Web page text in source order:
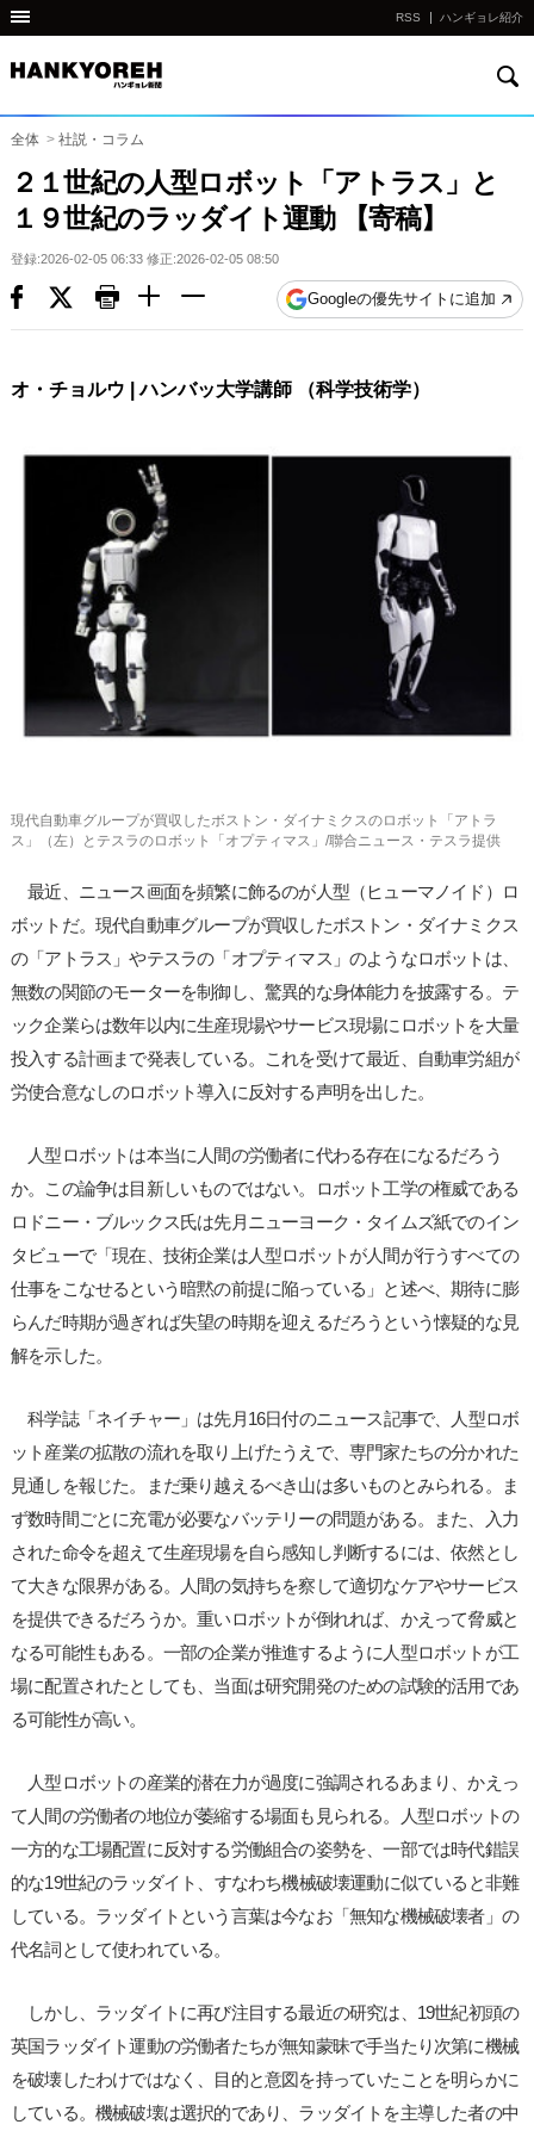
他
国
の
サ
イ
ト
の
リ
ク
RSS ハンギョレ紹介
全体 > 社説・コラム
２１世紀の人型ロボット「アトラス」と
１９世紀のラッダイト運動 【寄稿】
登録:2026-02-05 06:33 修正:2026-02-05 08:50
Googleの優先サイトに追加
オ・チョルウ | ハンバッ大学講師 （科学技術学）
現代自動車グループが買収したボストン・ダイナミクスのロボット「アトラ
ス」（左）とテスラのロボット「オプティマス」/聯合ニュース・テスラ提供
最近、ニュース画面を頻繁に飾るのが人型（ヒューマノイド）ロ
ボットだ。現代自動車グループが買収したボストン・ダイナミクス
の「アトラス」やテスラの「オプティマス」のようなロボットは、
無数の関節のモーターを制御し、驚異的な身体能力を披露する。テ
ック企業らは数年以内に生産現場やサービス現場にロボットを大量
投入する計画まで発表している。これを受けて最近、自動車労組が
労使合意なしのロボット導入に反対する声明を出した。
人型ロボットは本当に人間の労働者に代わる存在になるだろう
か。この論争は目新しいものではない。ロボット工学の権威である
ロドニー・ブルックス氏は先月ニューヨーク・タイムズ紙でのイン
タビューで「現在、技術企業は人型ロボットが人間が行うすべての
仕事をこなせるという暗黙の前提に陥っている」と述べ、期待に膨
らんだ時期が過ぎれば失望の時期を迎えるだろうという懐疑的な見
解を示した。
科学誌「ネイチャー」は先月16日付のニュース記事で、人型ロボ
ット産業の拡散の流れを取り上げたうえで、専門家たちの分かれた
見通しを報じた。まだ乗り越えるべき山は多いものとみられる。ま
ず数時間ごとに充電が必要なバッテリーの問題がある。また、入力
された命令を超えて生産現場を自ら感知し判断するには、依然とし
て大きな限界がある。人間の気持ちを察して適切なケアやサービス
を提供できるだろうか。重いロボットが倒れれば、かえって脅威と
なる可能性もある。一部の企業が推進するように人型ロボットが工
場に配置されたとしても、当面は研究開発のための試験的活用であ
る可能性が高い。
人型ロボットの産業的潜在力が過度に強調されるあまり、かえっ
て人間の労働者の地位が萎縮する場面も見られる。人型ロボットの
一方的な工場配置に反対する労働組合の姿勢を、一部では時代錯誤
的な19世紀のラッダイト、すなわち機械破壊運動に似ていると非難
している。ラッダイトという言葉は今なお「無知な機械破壊者」の
代名詞として使われている。
しかし、ラッダイトに再び注目する最近の研究は、19世紀初頭の
英国ラッダイト運動の労働者たちが無知蒙昧で手当たり次第に機械
を破壊したわけではなく、目的と意図を持っていたことを明らかに
している。機械破壊は選択的であり、ラッダイトを主導した者の中